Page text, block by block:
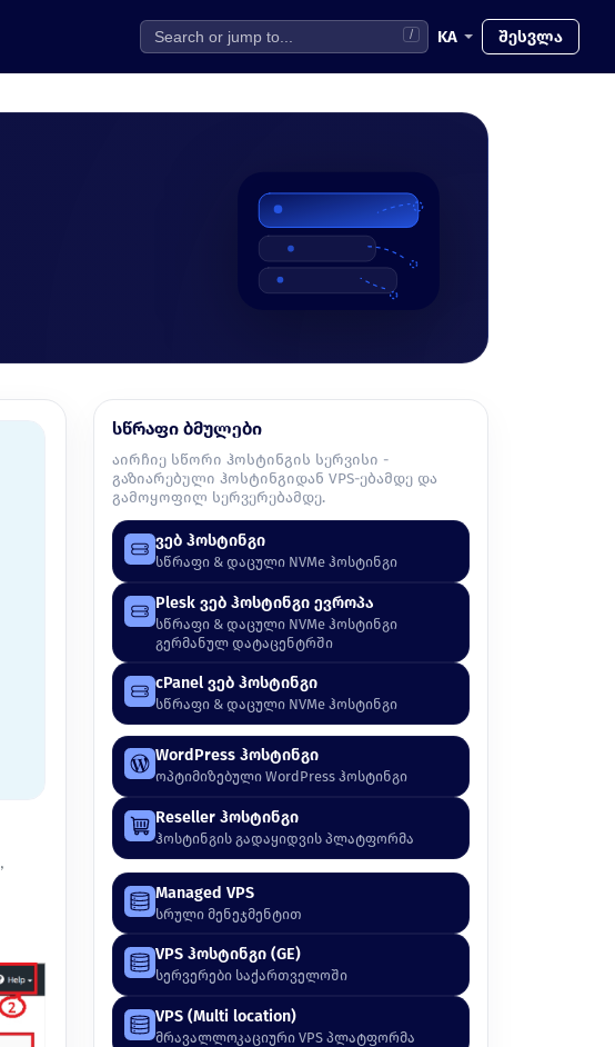
/ KA შესვლა
,
სწრაფი ბმულები
აირჩიე სწორი ჰოსტინგის სერვისი -
გაზიარებული ჰოსტინგიდან VPS-ებამდე და
გამოყოფილ სერვერებამდე.
ვებ ჰოსტინგი
სწრაფი & დაცული NVMe ჰოსტინგი
Plesk ვებ ჰოსტინგი ევროპა
სწრაფი & დაცული NVMe ჰოსტინგი
გერმანულ დატაცენტრში
cPanel ვებ ჰოსტინგი
სწრაფი & დაცული NVMe ჰოსტინგი
WordPress ჰოსტინგი
ოპტიმიზებული WordPress ჰოსტინგი
Reseller ჰოსტინგი
ჰოსტინგის გადაყიდვის პლატფორმა
Managed VPS
სრული მენეჯმენტით
VPS ჰოსტინგი (GE)
სერვერები საქართველოში
VPS (Multi location)
მრავალლოკაციური VPS პლატფორმა